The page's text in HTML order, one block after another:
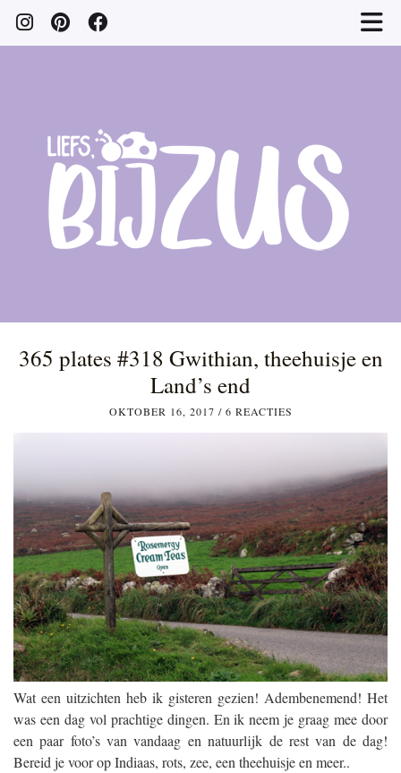
365 plates #318 Gwithian, theehuisje en
Land’s end
OKTOBER 16, 2017 / 6 REACTIES
Wat een uitzichten heb ik gisteren gezien! Adembenemend! Het
was een dag vol prachtige dingen. En ik neem je graag mee door
een paar foto’s van vandaag en natuurlijk de rest van de dag!
Bereid je voor op Indiaas, rots, zee, een theehuisje en meer..